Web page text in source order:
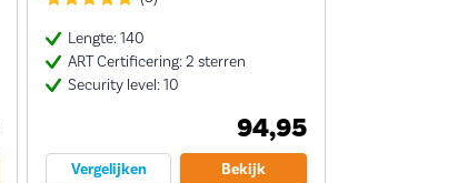
Lengte: 140
ART Certificering: 2 sterren
Security level: 10
94,95
Vergelijken Bekijk